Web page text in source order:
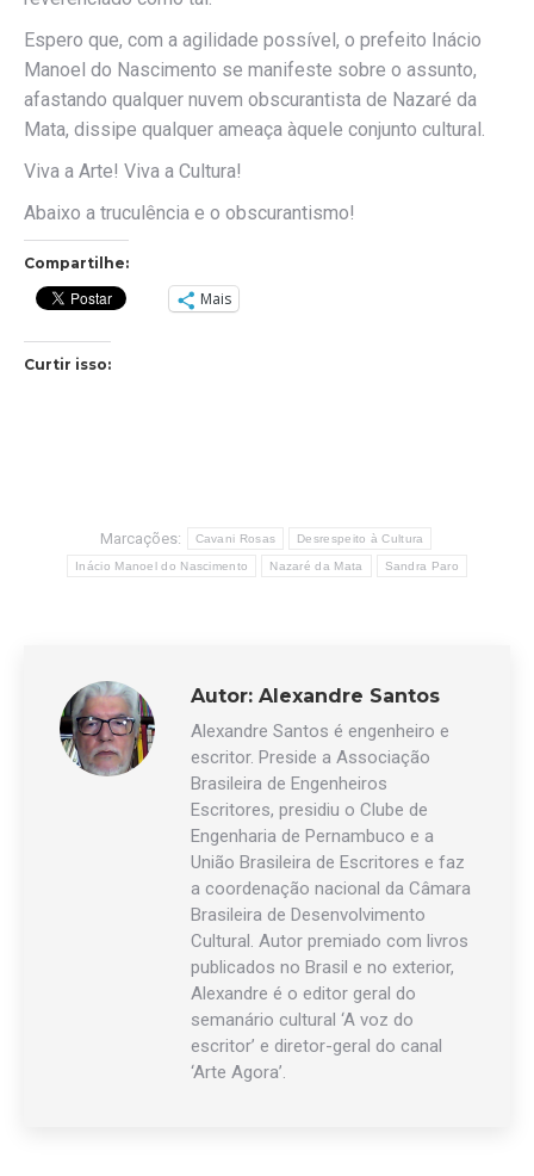
Espero que, com a agilidade possível, o prefeito Inácio
Manoel do Nascimento se manifeste sobre o assunto,
afastando qualquer nuvem obscurantista de Nazaré da
Mata, dissipe qualquer ameaça àquele conjunto cultural.
Viva a Arte! Viva a Cultura!
Abaixo a truculência e o obscurantismo!
Compartilhe:
Mais
Curtir isso:
Marcações: Cavani Rosas Desrespeito à Cultura
Inácio Manoel do Nascimento Nazaré da Mata Sandra Paro
Autor: Alexandre Santos
Alexandre Santos é engenheiro e
escritor. Preside a Associação
Brasileira de Engenheiros
Escritores, presidiu o Clube de
Engenharia de Pernambuco e a
União Brasileira de Escritores e faz
a coordenação nacional da Câmara
Brasileira de Desenvolvimento
Cultural. Autor premiado com livros
publicados no Brasil e no exterior,
Alexandre é o editor geral do
semanário cultural ‘A voz do
escritor’ e diretor-geral do canal
‘Arte Agora’.